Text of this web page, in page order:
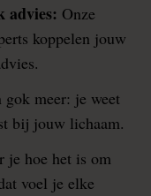
advies: Onze
koppelen jouw
gok meer: je weet
bij jouw lichaam.
je hoe het is om
voel je elke